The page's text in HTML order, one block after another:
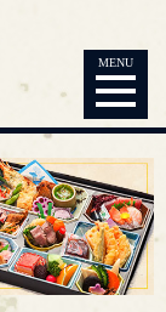
MENU